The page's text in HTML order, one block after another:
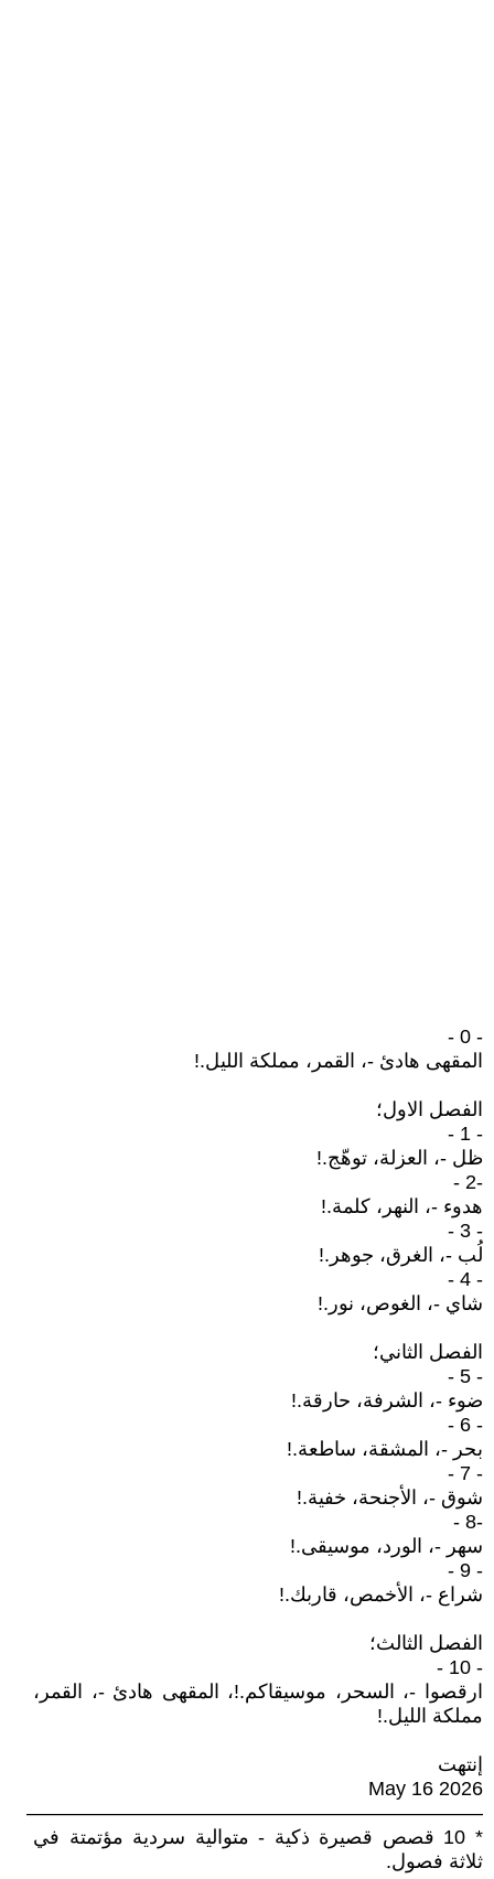
- 0 -
المقهى هادئ -، القمر، مملكة الليل.!
الفصل الاول؛
- 1 -
ظل -، العزلة، توهّج.!
-2 -
هدوء -، النهر، كلمة.!
- 3 -
لُب -، الغرق، جوهر.!
- 4 -
شاي -، الغوص، نور.!
الفصل الثاني؛
- 5 -
ضوء -، الشرفة، حارقة.!
- 6 -
بحر -، المشقة، ساطعة.!
- 7 -
شوق -، الأجنحة، خفية.!
-8 -
سهر -، الورد، موسيقى.!
- 9 -
شراع -، الأخمص، قاربك.!
الفصل الثالث؛
- 10 -
ارقصوا -، السحر، موسيقاكم.!، المقهى هادئ -، القمر،
مملكة الليل.!
إنتهت
May 16 2026
———————————————————————
* 10 قصص قصيرة ذكية - متوالية سردية مؤتمتة في
ثلاثة فصول.